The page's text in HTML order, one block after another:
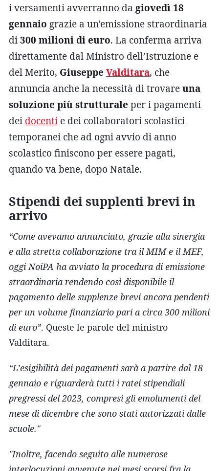
i versamenti avverranno da giovedì 18
gennaio grazie a un'emissione straordinaria
di300 milioni di euro. La conferma arriva
direttamente dal Ministro dell’Istruzione e
del Merito, Giuseppe Valditara, che
annuncia anche la necessità di trovareuna
soluzione più strutturale per i pagamenti
dei docenti e dei collaboratori scolastici
temporanei che ad ogni avvio di anno
scolastico finiscono per essere pagati,
quando va bene, dopo Natale.
Stipendi dei supplenti brevi in
arrivo
“Come avevamo annunciato, grazie alla sinergia
e alla stretta collaborazione tra il MIM e il MEF,
oggi NoiPA ha avviato la procedura di emissione
straordinaria rendendo così disponibile il
pagamento delle supplenze brevi ancora pendenti
per un volume finanziario pari a circa 300 milioni
di euro”. Queste le parole del ministro
Valditara.
“L’esigibilità dei pagamenti sarà a partire dal 18
gennaio e riguarderà tutti i ratei stipendiali
pregressi del 2023, compresi gli emolumenti del
mese di dicembre che sono stati autorizzati dalle
scuole."
"Inoltre, facendo seguito alle numerose